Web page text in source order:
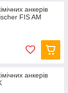
анкерів
FIS AM
анкерів